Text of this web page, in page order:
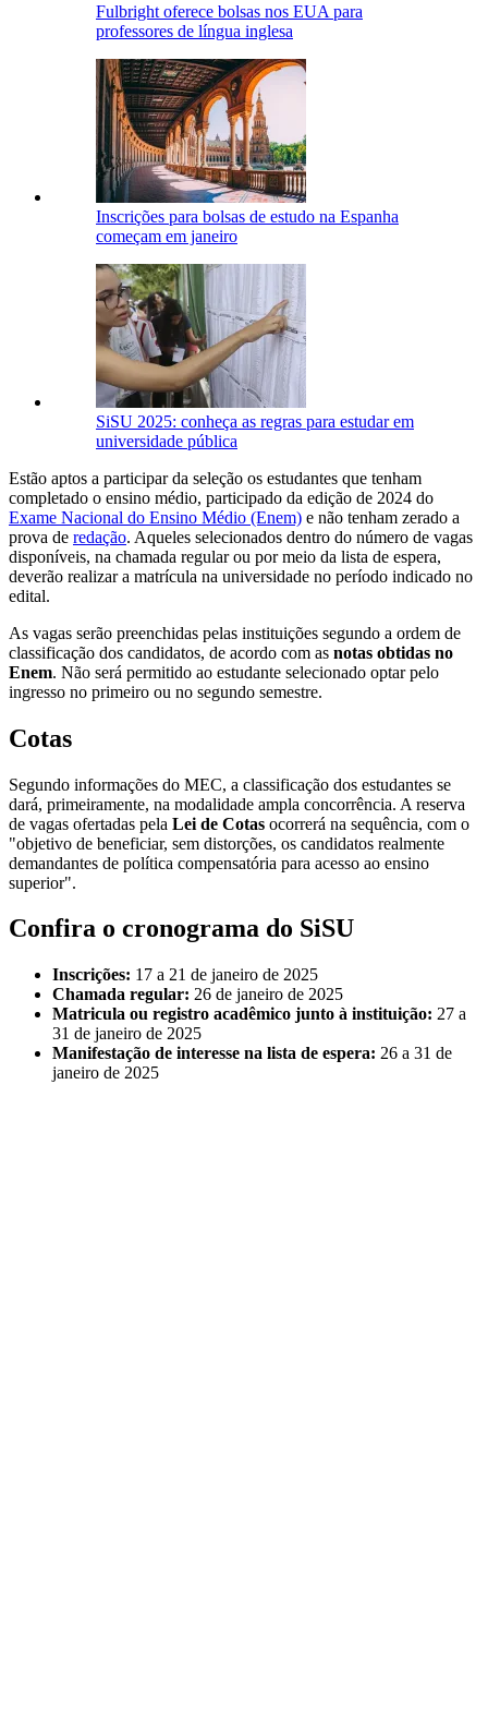
Fulbright oferece bolsas nos EUA para
professores de língua inglesa
Inscrições para bolsas de estudo na Espanha
começam em janeiro
SiSU 2025: conheça as regras para estudar em
universidade pública
Estão aptos a participar da seleção os estudantes que tenham
completado o ensino médio, participado da edição de 2024 do
Exame Nacional do Ensino Médio (Enem) e não tenham zerado a
prova de redação. Aqueles selecionados dentro do número de vagas
disponíveis, na chamada regular ou por meio da lista de espera,
deverão realizar a matrícula na universidade no período indicado no
edital.
As vagas serão preenchidas pelas instituições segundo a ordem de
classificação dos candidatos, de acordo com as notas obtidas no
Enem. Não será permitido ao estudante selecionado optar pelo
ingresso no primeiro ou no segundo semestre.
Cotas
Segundo informações do MEC, a classificação dos estudantes se
dará, primeiramente, na modalidade ampla concorrência. A reserva
de vagas ofertadas pela Lei de Cotas ocorrerá na sequência, com o
"objetivo de beneficiar, sem distorções, os candidatos realmente
demandantes de política compensatória para acesso ao ensino
superior".
Confira o cronograma do SiSU
Inscrições: 17 a 21 de janeiro de 2025
Chamada regular: 26 de janeiro de 2025
Matricula ou registro acadêmico junto à instituição: 27 a
31 de janeiro de 2025
Manifestação de interesse na lista de espera: 26 a 31 de
janeiro de 2025